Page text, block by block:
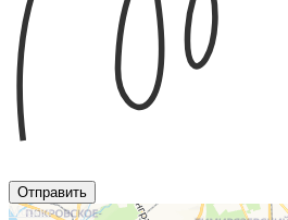
Отправить
Москва